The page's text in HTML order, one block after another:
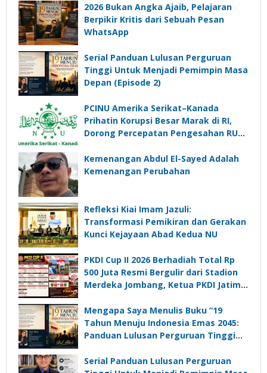
2026 Bukan Angka Ajaib, Pelajaran
Berpikir Kritis dari Sebuah Pesan
WhatsApp
Serial Panduan Lulusan Perguruan
Tinggi Untuk Menjadi Pemimpin Masa
Depan (Episode 2)
PCINU Amerika Serikat–Kanada
Prihatin Korupsi Besar Marak di RI,
Dorong Percepatan Pengesahan RUU
Kemenangan Abdul El-Sayed Adalah
Kemenangan Perubahan
Refleksi Kiai Imam Jazuli:
Transformasi Pemikiran dan Gerakan
Kunci Kejayaan Abad Kedua NU
PKDI Cup II 2026 Berhadiah Total Rp
500 Juta Resmi Bergulir dari Stadion
Merdeka Jombang, Ketua PKDI Jatim:
Komunikasi Kades untuk Memajukan
Desa
Mengapa Saya Menulis Buku “19
Tahun Menuju Indonesia Emas 2045:
Panduan Lulusan Perguruan Tinggi
Depan”?
Serial Panduan Lulusan Perguruan